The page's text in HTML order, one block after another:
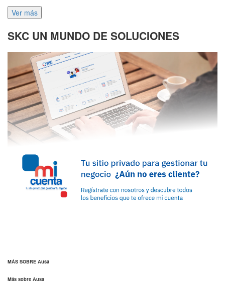
Ver más
SKC UN MUNDO DE SOLUCIONES
MÁS SOBRE Ausa
Más sobre Ausa